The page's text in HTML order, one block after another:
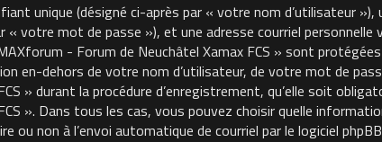
unique (désigné ci-après par « votre nom d’utilisateur
votre mot de passe »), et une adresse courriel personnelle
- Forum de Neuchâtel Xamax FCS » sont
en-dehors de votre nom d’utilisateur, de votre mot de
» durant la procédure d’enregistrement, qu’elle soit
». Dans tous les cas, vous pouvez choisir quelle
ou non à l’envoi automatique de courriel par le logiciel